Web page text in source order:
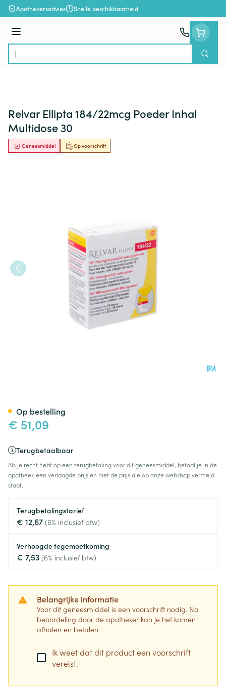
Ga naar de inhoud
Apothekersadvies Snelle beschikbaarheid
Menu
Product, merk, categorie...
Zoek
Relvar Ellipta 184/22mcg Poeder Inhal
Multidose 30
Op voorschrift
Geneesmiddel
€ 51,09
Terugbetaalbaar
Als je recht hebt op een terugbetaling voor dit geneesmiddel, betaal je in de
apotheek een verlaagde prijs en niet de prijs die op onze webshop vermeld
staat.
Terugbetalingstarief
€ 12,67 (6% inclusief btw)
Verhoogde tegemoetkoming
€ 7,53 (6% inclusief btw)
Belangrijke informatie
Voor dit geneesmiddel is een voorschrift nodig. Na
beoordeling door de apotheker kan je het komen
afhalen en betalen.
Ik weet dat dit product een voorschrift
vereist.
Op bestelling